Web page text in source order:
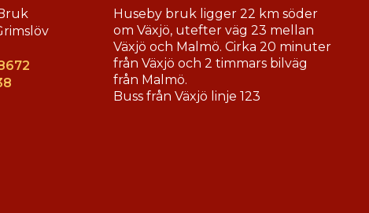
Huseby bruk ligger 22 km söder
om Växjö, utefter väg 23 mellan
Växjö och Malmö. Cirka 20 minuter
från Växjö och 2 timmars bilväg
från Malmö.
Buss från Växjö linje 123